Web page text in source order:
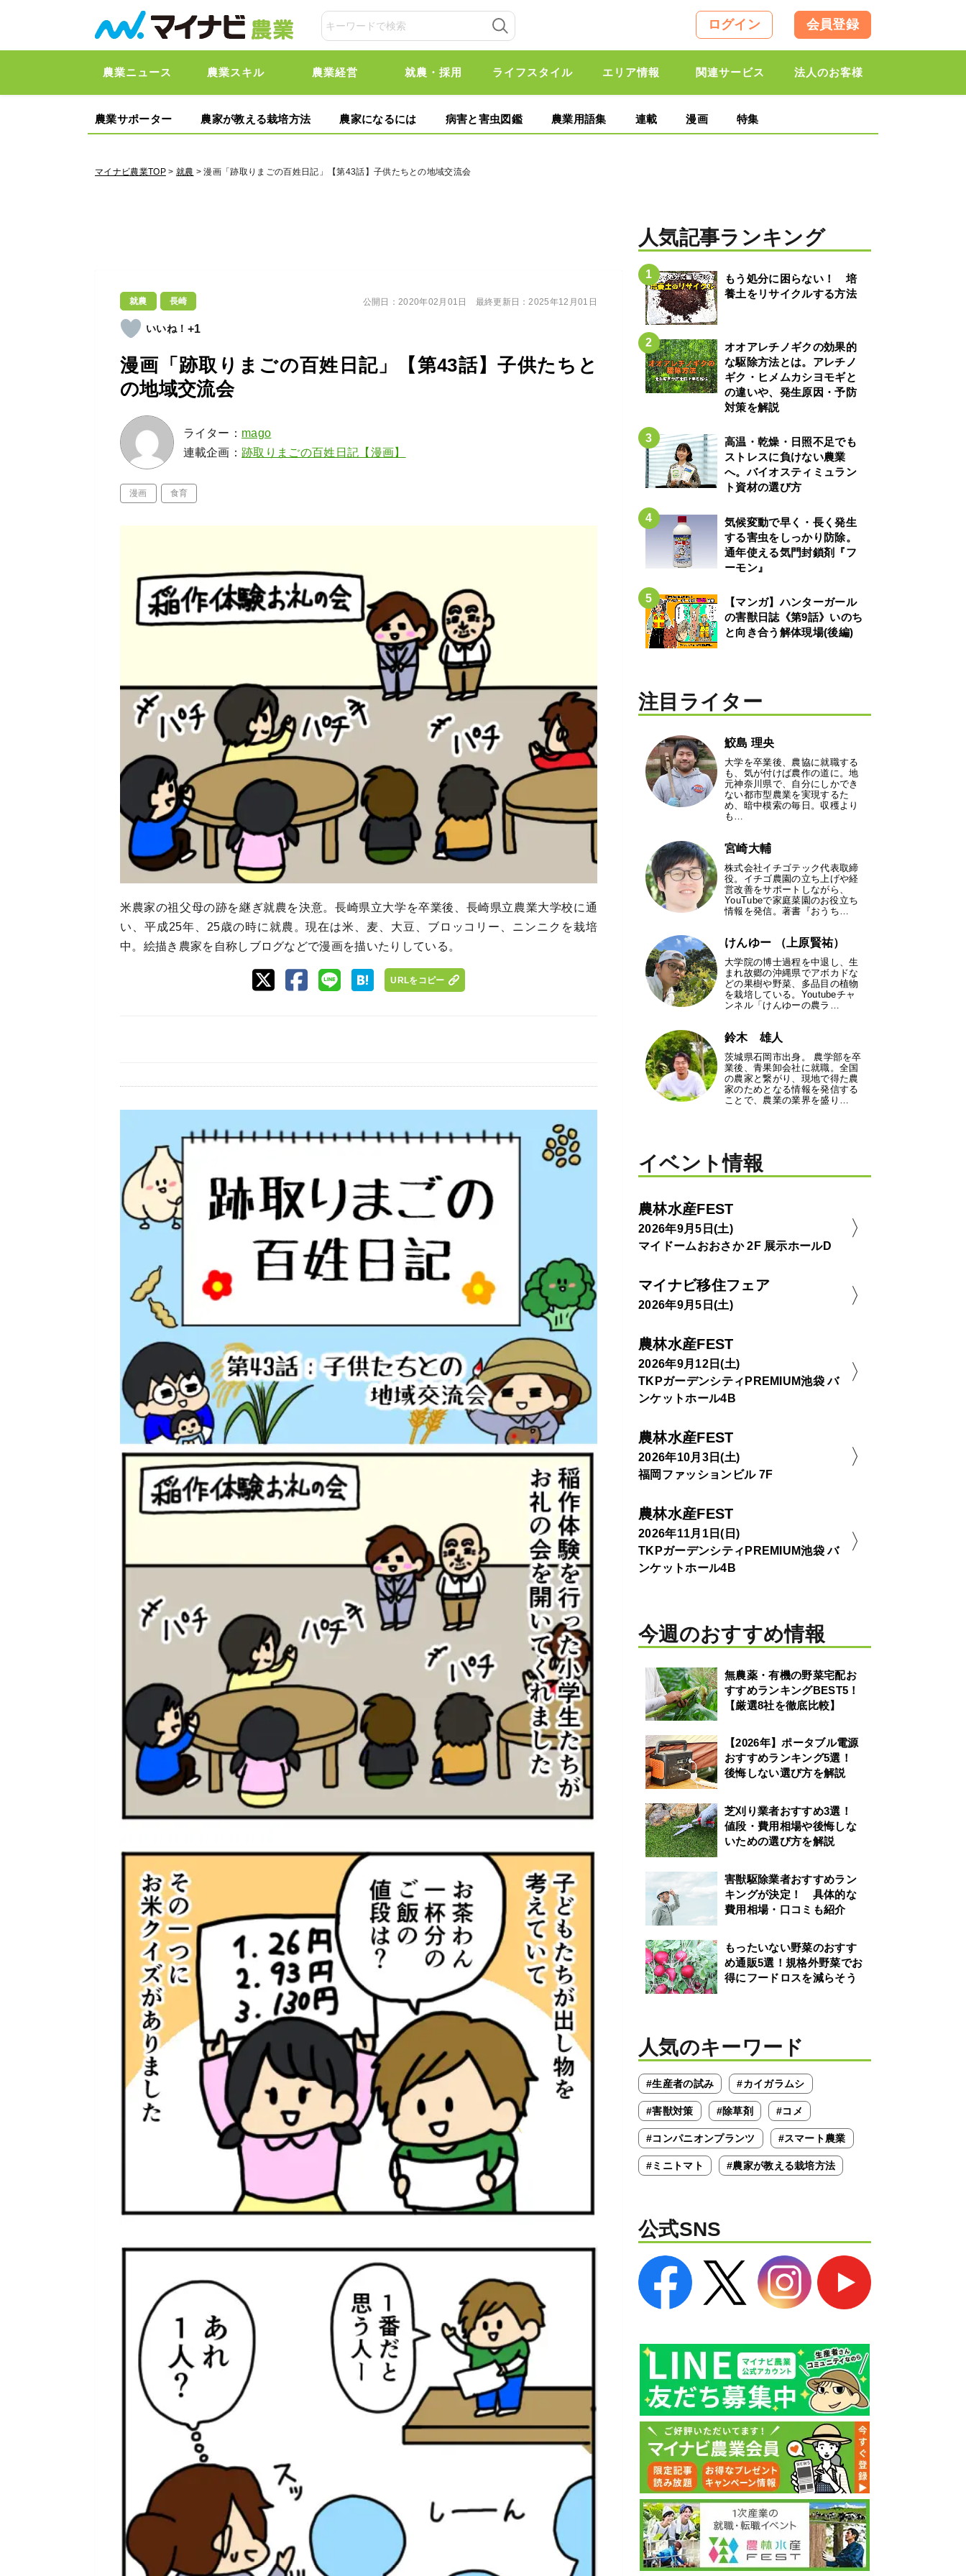
ログイン 会員登録
農業ニュース 農業スキル 農業経営 就農・採用 ライフスタイル エリア情報 関連サービス 法人のお客様
農業サポーター 農家が教える栽培方法 農家になるには 病害と害虫図鑑 農業用語集 連載 漫画 特集
マイナビ農業TOP> 就農 > 漫画「跡取りまごの百姓日記」【第43話】子供たちとの地域交流会
就農 長崎
+1
漫画「跡取りまごの百姓日記」【第43話】子供たちと
の地域交流会
ライター： mago
連載企画： 跡取りまごの百姓日記【漫画】
漫画 食育
公開日：2020年02月01日 最終更新日：2025年12月01日
米農家の祖父母の跡を継ぎ就農を決意。長崎県立大学を卒業後、長崎県立農業大学校に通
い、平成25年、25歳の時に就農。現在は米、麦、大豆、ブロッコリー、ニンニクを栽培
中。絵描き農家を自称しブログなどで漫画を描いたりしている。
URLをコピー
人気記事ランキング
もう処分に困らない！ 培
養土をリサイクルする方法
オオアレチノギクの効果的
な駆除方法とは。アレチノ
ギク・ヒメムカシヨモギと
の違いや、発生原因・予防
対策を解説
高温・乾燥・日照不足でも
ストレスに負けない農業
へ。バイオスティミュラン
ト資材の選び方
気候変動で早く・長く発生
する害虫をしっかり防除。
通年使える気門封鎖剤『フ
ーモン』
【マンガ】ハンターガール
の害獣日誌《第9話》いのち
と向き合う解体現場(後編)
注目ライター
鮫島 理央
大学を卒業後、農協に就職する
も、気が付けば農作の道に。地
元神奈川県で、自分にしかでき
ない都市型農業を実現するた
め、暗中模索の毎日。収穫より
も…
宮崎大輔
株式会社イチゴテック代表取締
役。イチゴ農園の立ち上げや経
営改善をサポートしながら、
YouTubeで家庭菜園のお役立ち
情報を発信。著書『おうち…
けんゆー （上原賢祐）
大学院の博士過程を中退し、生
まれ故郷の沖縄県でアボカドな
どの果樹や野菜、多品目の植物
を栽培している。Youtubeチャ
ンネル「けんゆーの農ラ…
鈴木 雄人
茨城県石岡市出身。 農学部を卒
業後、青果卸会社に就職。全国
の農家と繋がり、現地で得た農
家のためとなる情報を発信する
ことで、農業の業界を盛り…
イベント情報
農林水産FEST
2026年9月5日(土)
マイドームおおさか 2F 展示ホールD
マイナビ移住フェア
2026年9月5日(土)
農林水産FEST
2026年9月12日(土)
TKPガーデンシティPREMIUM池袋 バ
ンケットホール4B
農林水産FEST
2026年10月3日(土)
福岡ファッションビル 7F
農林水産FEST
2026年11月1日(日)
TKPガーデンシティPREMIUM池袋 バ
ンケットホール4B
今週のおすすめ情報
無農薬・有機の野菜宅配お
すすめランキングBEST5！
【厳選8社を徹底比較】
【2026年】ポータブル電源
おすすめランキング5選！
後悔しない選び方を解説
芝刈り業者おすすめ3選！
値段・費用相場や後悔しな
いための選び方を解説
害獣駆除業者おすすめラン
キングが決定！ 具体的な
費用相場・口コミも紹介
もったいない野菜のおすす
め通販5選！規格外野菜でお
得にフードロスを減らそう
人気のキーワード
#生産者の試み #カイガラムシ
#害獣対策 #除草剤 #コメ
#コンパニオンプランツ #スマート農業
#ミニトマト #農家が教える栽培方法
公式SNS